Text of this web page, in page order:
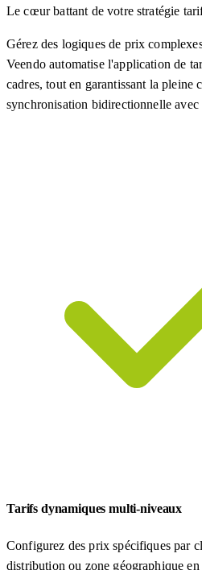
Le cœur battant de votre stratégie
Gérez des logiques de prix
Veendo automatise l'application de
cadres, tout en garantissant la pleine
synchronisation bidirectionnelle avec
Tarifs dynamiques multi-niveaux
Configurez des prix spécifiques par
distribution ou zone géographique